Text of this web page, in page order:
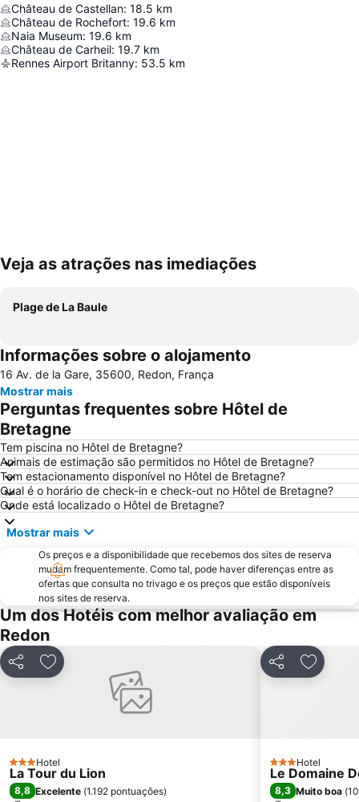
Château de Castellan: 18.5 km
Château de Rochefort: 19.6 km
Naia Museum: 19.6 km
Château de Carheil: 19.7 km
Rennes Airport Britanny: 53.5 km
Ampliar mapa
Veja as atrações nas imediações
Plage de La Baule
Informações sobre o alojamento
16 Av. de la Gare, 35600, Redon, França
Mostrar mais
Perguntas frequentes sobre Hôtel de
Bretagne
Tem piscina no Hôtel de Bretagne?
Animais de estimação são permitidos no Hôtel de Bretagne?
Tem estacionamento disponível no Hôtel de Bretagne?
Qual é o horário de check-in e check-out no Hôtel de Bretagne?
Onde está localizado o Hôtel de Bretagne?
Mostrar mais
Os preços e a disponibilidade que recebemos dos sites de reserva
mudam frequentemente. Como tal, pode haver diferenças entre as
ofertas que consulta no trivago e os preços que estão disponíveis
nos sites de reserva.
Um dos Hotéis com melhor avaliação em
Redon
PartilharAdicionar aos favoritos
3 Estrelas
Hotel
La Tour du Lion
8,8 Excelente (1.192 pontuações)
Partilhar
3 Estrelas
Hotel
Le Domaine
8,3 Muito boa (